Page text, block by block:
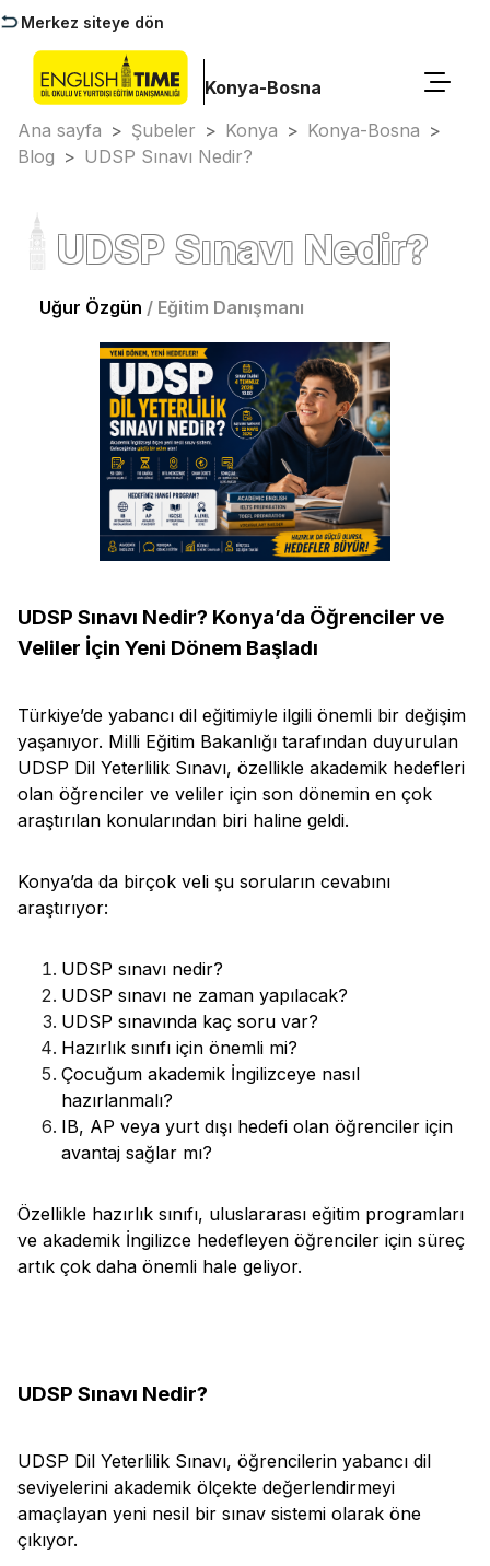
Merkez siteye dön
Konya-Bosna
Ana sayfa > Şubeler > Konya > Konya-Bosna >
Blog > UDSP Sınavı Nedir?
UDSP Sınavı Nedir?
Uğur Özgün / Eğitim Danışmanı
UDSP Sınavı Nedir? Konya’da Öğrenciler ve
Veliler İçin Yeni Dönem Başladı
Türkiye’de yabancı dil eğitimiyle ilgili önemli bir değişim
yaşanıyor. Milli Eğitim Bakanlığı tarafından duyurulan
UDSP Dil Yeterlilik Sınavı, özellikle akademik hedefleri
olan öğrenciler ve veliler için son dönemin en çok
araştırılan konularından biri haline geldi.
Konya’da da birçok veli şu soruların cevabını
araştırıyor:
UDSP sınavı nedir?
UDSP sınavı ne zaman yapılacak?
UDSP sınavında kaç soru var?
Hazırlık sınıfı için önemli mi?
Çocuğum akademik İngilizceye nasıl
hazırlanmalı?
IB, AP veya yurt dışı hedefi olan öğrenciler için
avantaj sağlar mı?
Özellikle hazırlık sınıfı, uluslararası eğitim programları
ve akademik İngilizce hedefleyen öğrenciler için süreç
artık çok daha önemli hale geliyor.
UDSP Sınavı Nedir?
UDSP Dil Yeterlilik Sınavı, öğrencilerin yabancı dil
seviyelerini akademik ölçekte değerlendirmeyi
amaçlayan yeni nesil bir sınav sistemi olarak öne
çıkıyor.